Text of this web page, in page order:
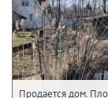
Продается дом.